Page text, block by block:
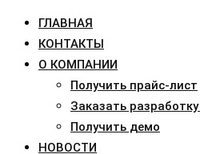
ГЛАВНАЯ
КОНТАКТЫ
О КОМПАНИИ
Получить прайс-лист
Заказать
Получить демо
НОВОСТИ